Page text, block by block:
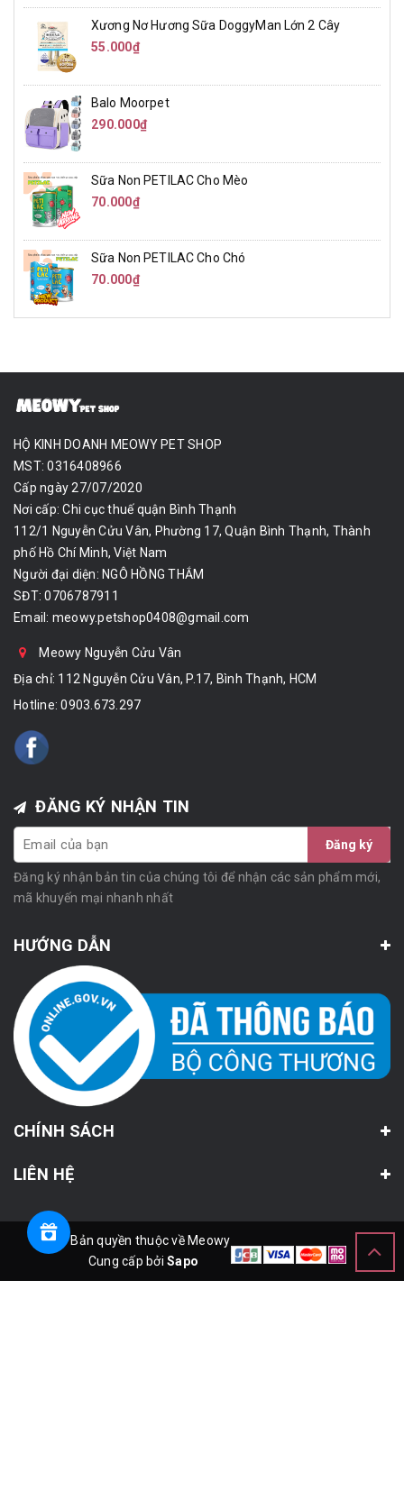
Xương Nơ Hương Sữa DoggyMan Lớn 2 Cây
55.000₫
Balo Moorpet
290.000₫
Sữa Non PETILAC Cho Mèo
70.000₫
Sữa Non PETILAC Cho Chó
70.000₫
HỘ KINH DOANH MEOWY PET SHOP
MST: 0316408966
Cấp ngày 27/07/2020
Nơi cấp: Chi cục thuế quận Bình Thạnh
112/1 Nguyễn Cửu Vân, Phường 17, Quận Bình Thạnh, Thành
phố Hồ Chí Minh, Việt Nam
Người đại diện: NGÔ HỒNG THẮM
SĐT: 0706787911
Email: meowy.petshop0408@gmail.com
Meowy Nguyễn Cửu Vân
Địa chỉ: 112 Nguyễn Cửu Vân, P.17, Bình Thạnh, HCM
Hotline:0903.673.297
ĐĂNG KÝ NHẬN TIN
Đăng ký
Đăng ký nhận bản tin của chúng tôi để nhận các sản phẩm mới,
mã khuyến mại nhanh nhất
HƯỚNG DẪN
CHÍNH SÁCH
LIÊN HỆ
© Bản quyền thuộc về Meowy
Cung cấp bởiSapo